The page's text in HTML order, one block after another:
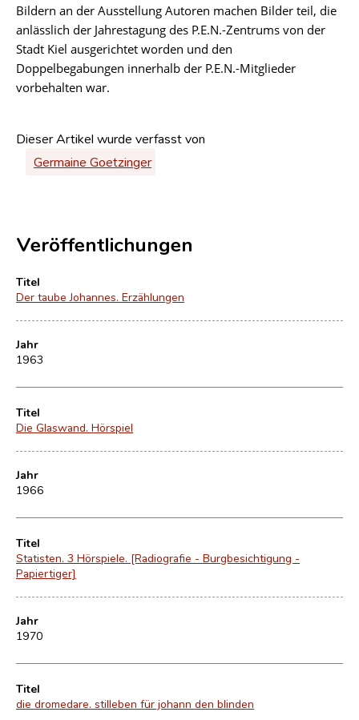
Bildern an der Ausstellung Autoren machen Bilder teil, die
anlässlich der Jahrestagung des P.E.N.-Zentrums von der
Stadt Kiel ausgerichtet worden und den
Doppelbegabungen innerhalb der P.E.N.-Mitglieder
vorbehalten war.
Dieser Artikel wurde verfasst von
Germaine Goetzinger
Veröffentlichungen
Titel
Der taube Johannes. Erzählungen
Jahr
1963
Titel
Die Glaswand. Hörspiel
Jahr
1966
Titel
Statisten. 3 Hörspiele. [Radiografie - Burgbesichtigung -
Papiertiger]
Jahr
1970
Titel
die dromedare. stilleben für johann den blinden